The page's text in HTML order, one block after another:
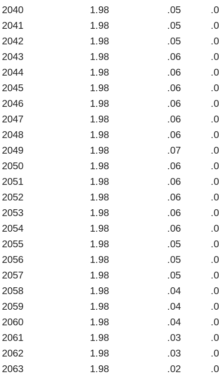
2040
1.98 .05
2041
1.98 .05
2042
1.98 .05
2043
1.98 .06
2044
1.98 .06
2045
1.98 .06
2046
1.98 .06
2047
1.98 .06
2048
1.98 .06
2049
1.98 .07
2050
1.98 .06
2051
1.98 .06
2052
1.98 .06
2053
1.98 .06
2054
1.98 .06
2055
1.98 .05
2056
1.98 .05
2057
1.98 .05
2058
1.98 .04
2059
1.98 .04
2060
1.98 .04
2061
1.98 .03
2062
1.98 .03
2063
1.98 .02